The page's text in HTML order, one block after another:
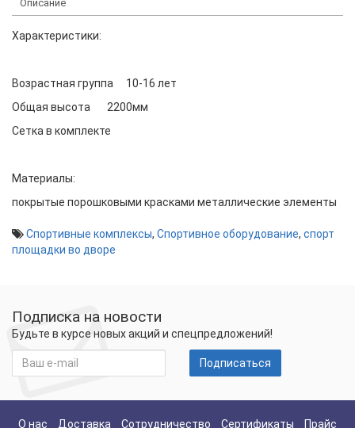
Описание
Характеристики:
Возрастная группа
10-16 лет
Общая высота
2200мм
Сетка в комплекте
Материалы:
покрытые порошковыми красками металлические элементы
Спортивные комплексы, Спортивное оборудование, спорт
площадки во дворе
Подписка на новости
Будьте в курсе новых акций и спецпредложений!
Подписаться
О нас Доставка Сотрудничество Сертификаты Прайс